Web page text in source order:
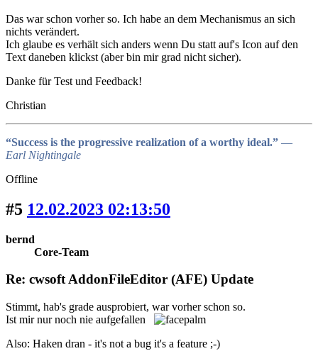
Das war schon vorher so. Ich habe an dem Mechanismus an sich
nichts verändert.
Ich glaube es verhält sich anders wenn Du statt auf's Icon auf den
Text daneben klickst (aber bin mir grad nicht sicher).
Danke für Test und Feedback!
Christian
“Success is the progressive realization of a worthy ideal.” ―
Earl Nightingale
Offline
#5 12.02.2023 02:13:50
bernd
Core-Team
Re: cwsoft AddonFileEditor (AFE) Update
Stimmt, hab's grade ausprobiert, war vorher schon so.
Ist mir nur noch nie aufgefallen
Also: Haken dran - it's not a bug it's a feature ;-)